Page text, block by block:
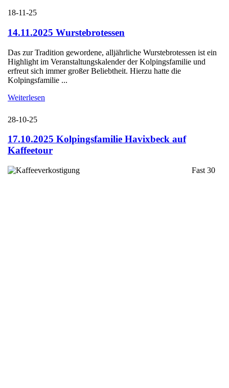
18-11-25
14.11.2025 Wurstebrotessen
Das zur Tradition gewordene, alljährliche Wurstebrotessen ist ein
Highlight im Veranstaltungskalender der Kolpingsfamilie und
erfreut sich immer großer Beliebtheit. Hierzu hatte die
Kolpingsfamilie ...
Weiterlesen
28-10-25
17.10.2025 Kolpingsfamilie Havixbeck auf
Kaffeetour
Fast 30